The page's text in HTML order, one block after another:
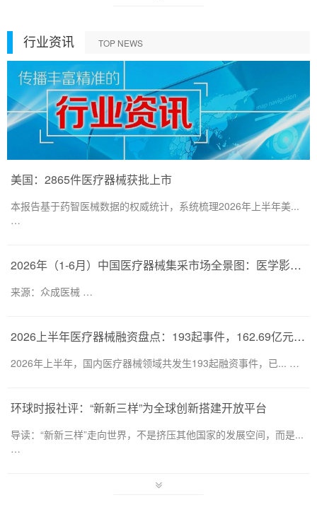
行业资讯 TOP NEWS
美国：2865件医疗器械获批上市
本报告基于药智医械数据的权威统计，系统梳理2026年上半年美...
…
2026年（1-6月）中国医疗器械集采市场全景图：医学影像仍为集采主要目标，部分产品线增速显著
来源：众成医械 …
2026上半年医疗器械融资盘点：193起事件，162.69亿元流向何处？
2026年上半年，国内医疗器械领域共发生193起融资事件，已... …
环球时报社评：“新新三样”为全球创新搭建开放平台
导读：“新新三样”走向世界，不是挤压其他国家的发展空间，而是...
…